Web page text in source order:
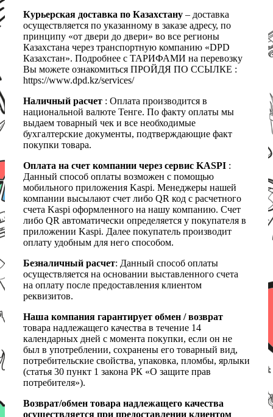
Курьерская доставка по Казахстану – доставка
осуществляется по указанному в заказе адресу, по
принципу «от двери до двери» во все регионы
Казахстана через транспортную компанию «DPD
Казахстан». Подробнее с ТАРИФАМИ на перевозку
Вы можете ознакомиться ПРОЙДЯ ПО ССЫЛКЕ :
https://www.dpd.kz/services/
Наличный расчет : Оплата производится в
национальной валюте Тенге. По факту оплаты мы
выдаем товарный чек и все необходимые
бухгалтерские документы, подтверждающие факт
покупки товара.
Оплата на счет компании через сервис KASPI :
Данный способ оплаты возможен с помощью
мобильного приложения Kaspi. Менеджеры нашей
компании высылают счет либо QR код с расчетного
счета Kaspi оформленного на нашу компанию. Счет
либо QR автоматически определяется у покупателя в
приложении Kaspi. Далее покупатель производит
оплату удобным для него способом.
Безналичный расчет: Данный способ оплаты
осуществляется на основании выставленного счета
на оплату после предоставления клиентом
реквизитов.
Наша компания гарантирует обмен / возврат
товара надлежащего качества в течение 14
календарных дней с момента покупки, если он не
был в употреблении, сохранены его товарный вид,
потребительские свойства, упаковка, пломбы, ярлыки
(статья 30 пункт 1 закона РК «О защите прав
потребителя»).
Возврат/обмен товара надлежащего качества
осуществляется при предоставлении клиентом